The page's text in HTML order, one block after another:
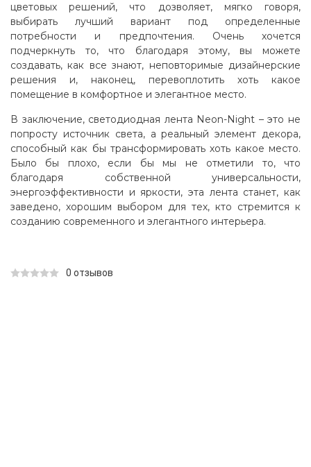
цветовых решений, что дозволяет, мягко говоря,
выбирать лучший вариант под определенные
потребности и предпочтения. Очень хочется
подчеркнуть то, что благодаря этому, вы можете
создавать, как все знают, неповторимые дизайнерские
решения и, наконец, перевоплотить хоть какое
помещение в комфортное и элегантное место.
В заключение, светодиодная лента Neon-Night – это не
попросту источник света, а реальный элемент декора,
способный как бы трансформировать хоть какое место.
Было бы плохо, если бы мы не отметили то, что
благодаря собственной универсальности,
энергоэффективности и яркости, эта лента станет, как
заведено, хорошим выбором для тех, кто стремится к
созданию современного и элегантного интерьера.
0 отзывов